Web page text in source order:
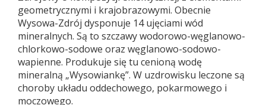
geometrycznymi i krajobrazowymi. Obecnie
Wysowa-Zdrój dysponuje 14 ujęciami wód
mineralnych. Są to szczawy wodorowo-węglanowo-
chlorkowo-sodowe oraz węglanowo-sodowo-
wapienne. Produkuje się tu cenioną wodę
mineralną „Wysowiankę”. W uzdrowisku leczone są
choroby układu oddechowego, pokarmowego i
moczowego.